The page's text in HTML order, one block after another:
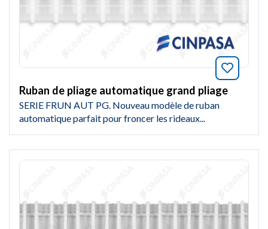
Ruban de pliage automatique grand pliage
SERIE FRUN AUT PG. Nouveau modèle de ruban
automatique parfait pour froncer les rideaux...